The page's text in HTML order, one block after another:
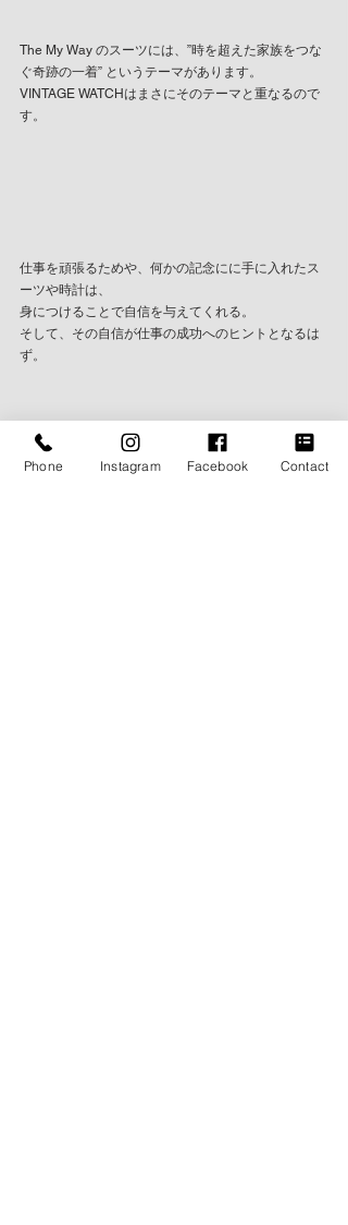
The My Way のスーツには、”時を超えた家族をつな
ぐ奇跡の一着” というテーマがあります。
VINTAGE WATCHはまさにそのテーマと重なるので
す。
仕事を頑張るためや、何かの記念にに手に入れたス
ーツや時計は、
身につけることで自信を与えてくれる。
そして、その自信が仕事の成功へのヒントとなるは
ず。
Phone Instagram Facebook Contact